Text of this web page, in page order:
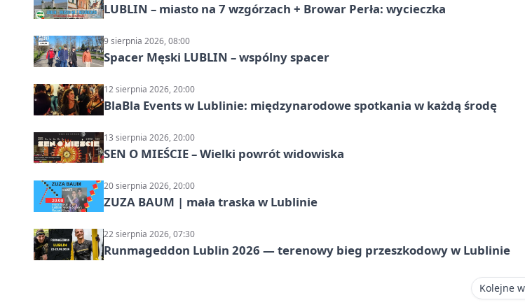
LUBLIN – miasto na 7 wzgórzach + Browar Perła: wycieczka
9 sierpnia 2026, 08:00
Spacer Męski LUBLIN – wspólny spacer
12 sierpnia 2026, 20:00
BlaBla Events w Lublinie: międzynarodowe spotkania w każdą środę
13 sierpnia 2026, 20:00
SEN O MIEŚCIE – Wielki powrót widowiska
20 sierpnia 2026, 20:00
ZUZA BAUM | mała traska w Lublinie
22 sierpnia 2026, 07:30
Runmageddon Lublin 2026 — terenowy bieg przeszkodowy w Lublinie
Kolejne